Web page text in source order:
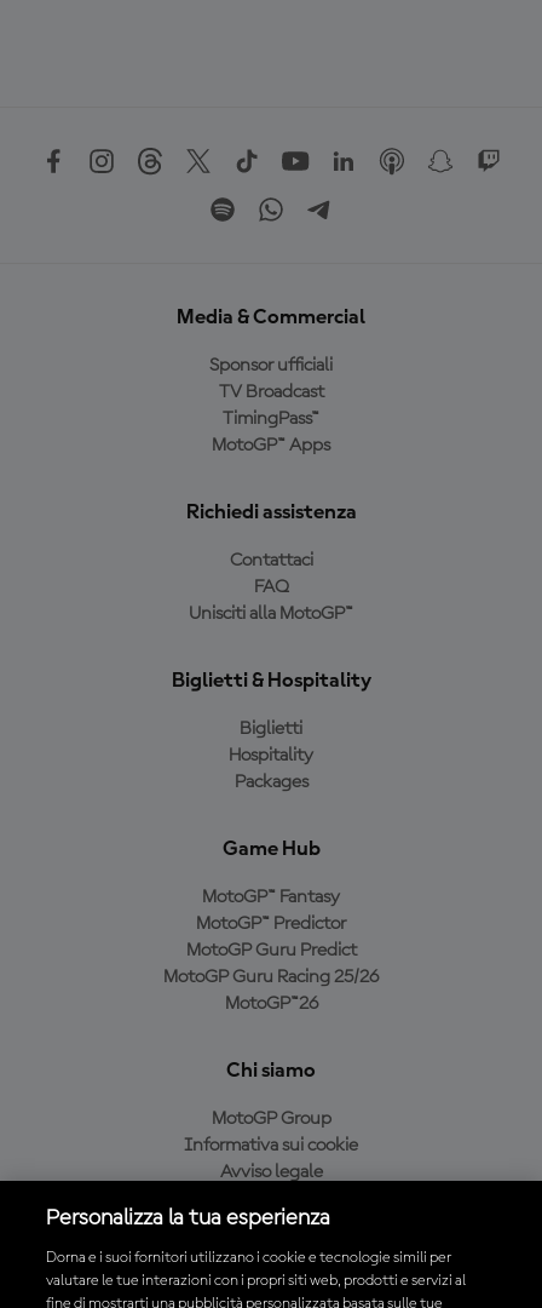
Media & Commercial
Sponsor ufficiali
TV Broadcast
TimingPass™
MotoGP™ Apps
Richiedi assistenza
Contattaci
FAQ
Unisciti alla MotoGP™
Biglietti & Hospitality
Biglietti
Hospitality
Packages
Game Hub
MotoGP™ Fantasy
MotoGP™ Predictor
MotoGP Guru Predict
MotoGP Guru Racing 25/26
MotoGP™26
Chi siamo
MotoGP Group
Informativa sui cookie
Avviso legale
Condizioni di acquisto
Personalizza la tua esperienza
Dorna e i suoi fornitori utilizzano i cookie e tecnologie simili per
valutare le tue interazioni con i propri siti web, prodotti e servizi al
fine di mostrarti una pubblicità personalizzata basata sulle tue